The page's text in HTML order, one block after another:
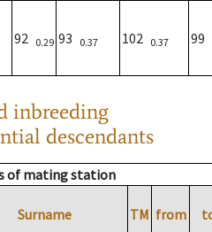
92 0.29 93 0.37 102 0.37 99
inbreeding
descendants
of mating station
Surname TM from